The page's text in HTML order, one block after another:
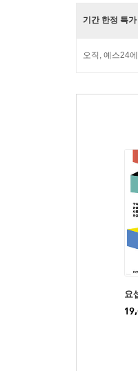
기간 한정 특가
오직, 예스24
요